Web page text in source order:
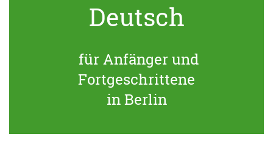
Deutsch
für Anfänger und
Fortgeschrittene
in Berlin